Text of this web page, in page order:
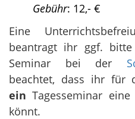
Gebühr: 12,- €
Eine
beantragt ihr ggf.
Seminar bei der
beachtet, dass ihr für
einTagesseminar
könnt.